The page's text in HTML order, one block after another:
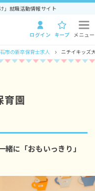
」就職活動情報サイト
ログイン キープ メニュー
市の新卒保育士求人 ニチイキッズ
育園
に「おもいっきり」